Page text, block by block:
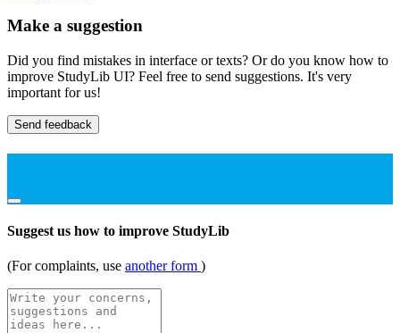
Make a suggestion
Did you find mistakes in interface or texts? Or do you know how to
improve StudyLib UI? Feel free to send suggestions. It's very
important for us!
Send feedback
Suggest us how to improve StudyLib
(For complaints, use another form )